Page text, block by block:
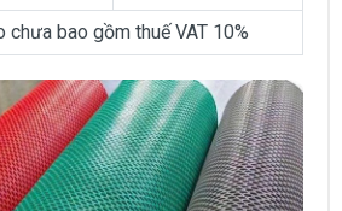
chưa bao gồm thuế VAT 10%